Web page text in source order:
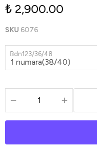
₺ 2,900.00
SKU 6076
Bdn123/36/48